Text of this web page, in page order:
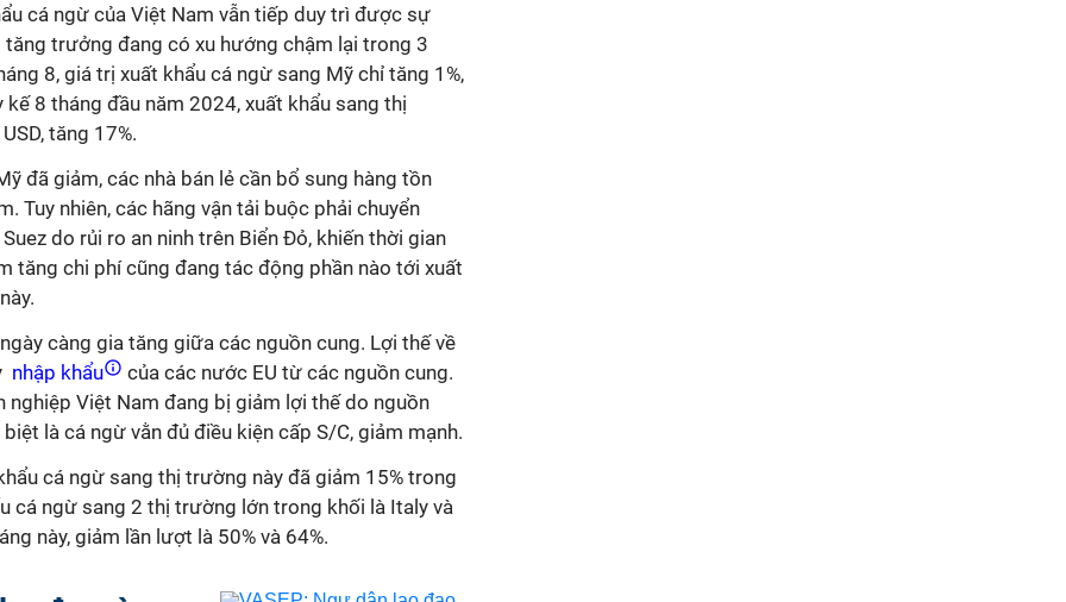
cá ngừ của Việt Nam vẫn tiếp duy trì được sự
trưởng đang có xu hướng chậm lại trong 3
8, giá trị xuất khẩu cá ngừ sang Mỹ chỉ tăng 1%,
kế 8 tháng đầu năm 2024, xuất khẩu sang thị
tăng 17%.
đã giảm, các nhà bán lẻ cần bổ sung hàng tồn
Tuy nhiên, các hãng vận tải buộc phải chuyển
do rủi ro an ninh trên Biển Đỏ, khiến thời gian
tăng chi phí cũng đang tác động phần nào tới xuất
càng gia tăng giữa các nguồn cung. Lợi thế về
nhập khẩu
của các nước EU từ các nguồn cung.
nghiệp Việt Nam đang bị giảm lợi thế do nguồn
là cá ngừ vằn đủ điều kiện cấp S/C, giảm mạnh.
cá ngừ sang thị trường này đã giảm 15% trong
cá ngừ sang 2 thị trường lớn trong khối là Italy và
này, giảm lần lượt là 50% và 64%.